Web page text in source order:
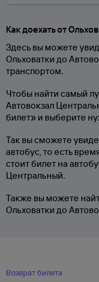
Как доехать от
Здесь вы можете
Ольховатки до
транспортом.
Чтобы найти самый
Автовокзал
билет» и выберите
Так вы сможете
автобус, то есть
стоит билет на
Центральный.
Также вы можете
Ольховатки до
Возврат билета